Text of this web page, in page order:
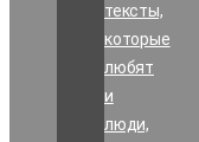
тексты,
которые
любят
и
люди,